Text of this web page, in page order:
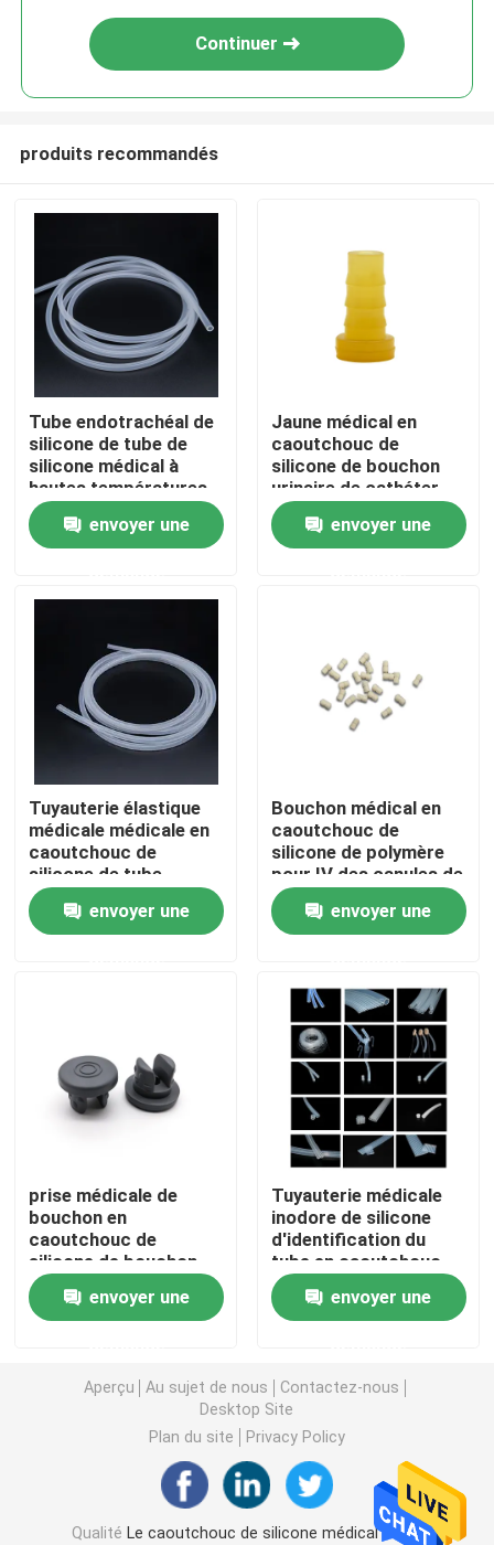
Aperçu
Produits
A propos de nous
Contrôle de la qualité
Demande de soumission
Le caoutchouc de silicone médical
Plongeur en caoutchouc de seringue
Accessoires de seringue
Bouchon de caoutchouc butylique
Pièces préremplies de seringue
Caoutchouc butylique halogéné
Tube médical de silicone
Tube de drainage
Continuer
produits recommandés
Tube endotrachéal de
silicone de tube de
silicone médical à
hautes températures
d'OEM
envoyer une
Jaune médical en
caoutchouc de
silicone de bouchon
urinaire de cathéter
d'isoprène
envoyer une
Tuyauterie élastique
médicale médicale en
caoutchouc de
silicone de tube
d'injection d'OEM
envoyer une
Bouchon médical en
caoutchouc de
silicone de polymère
pour IV des canules de
cathéters
envoyer une
prise médicale de
bouchon en
caoutchouc de
silicone de bouchon
d'OIN Bromobutyl de
20mm envoyer une
Tuyauterie médicale
inodore de silicone
d'identification du
tube en caoutchouc
2mm de silicone
envoyer une
Aperçu Au sujet de nous
Contactez-nous
Desktop Site
Plan du site
Privacy Policy
Qualité Le caoutchouc de silicone médicalUsine